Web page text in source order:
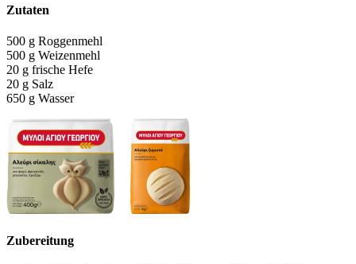
Zutaten
500 g Roggenmehl
500 g Weizenmehl
20 g frische Hefe
20 g Salz
650 g Wasser
Zubereitung